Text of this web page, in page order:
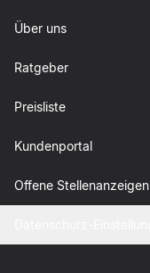
Über uns
Ratgeber
Preisliste
Kundenportal
Offene Stellenanzeigen